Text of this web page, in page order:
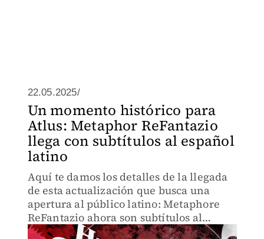
22.05.2025/
Un momento histórico para
Atlus: Metaphor ReFantazio
llega con subtítulos al español
latino
Aquí te damos los detalles de la llegada
de esta actualización que busca una
apertura al público latino: Metaphore
ReFantazio ahora son subtítulos al
español.